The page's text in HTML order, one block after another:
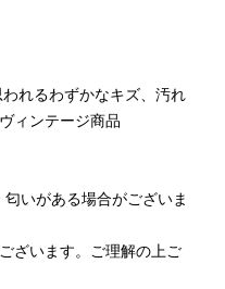
れるわずかなキズ、汚れ
ィンテージ商品
いがある場合がございま
ざいます。ご理解の上ご